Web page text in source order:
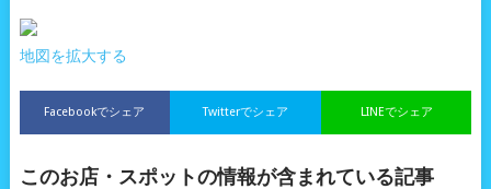
地図を拡大する
Facebookでシェア LINEでシェア
Twitterでシェア
このお店・スポットの情報が含まれている記事